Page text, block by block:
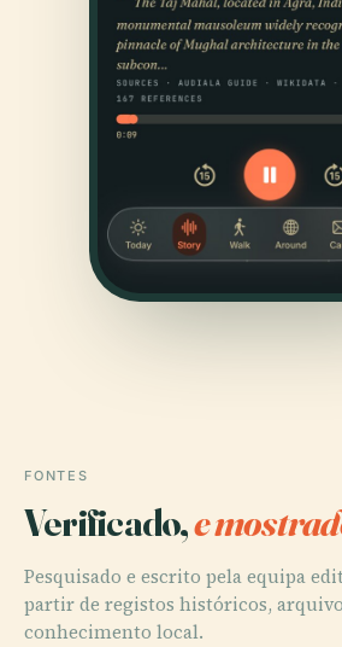
FONTES
Verificado,e
Pesquisado e escrito pela equipa
partir de registos históricos,
conhecimento local.